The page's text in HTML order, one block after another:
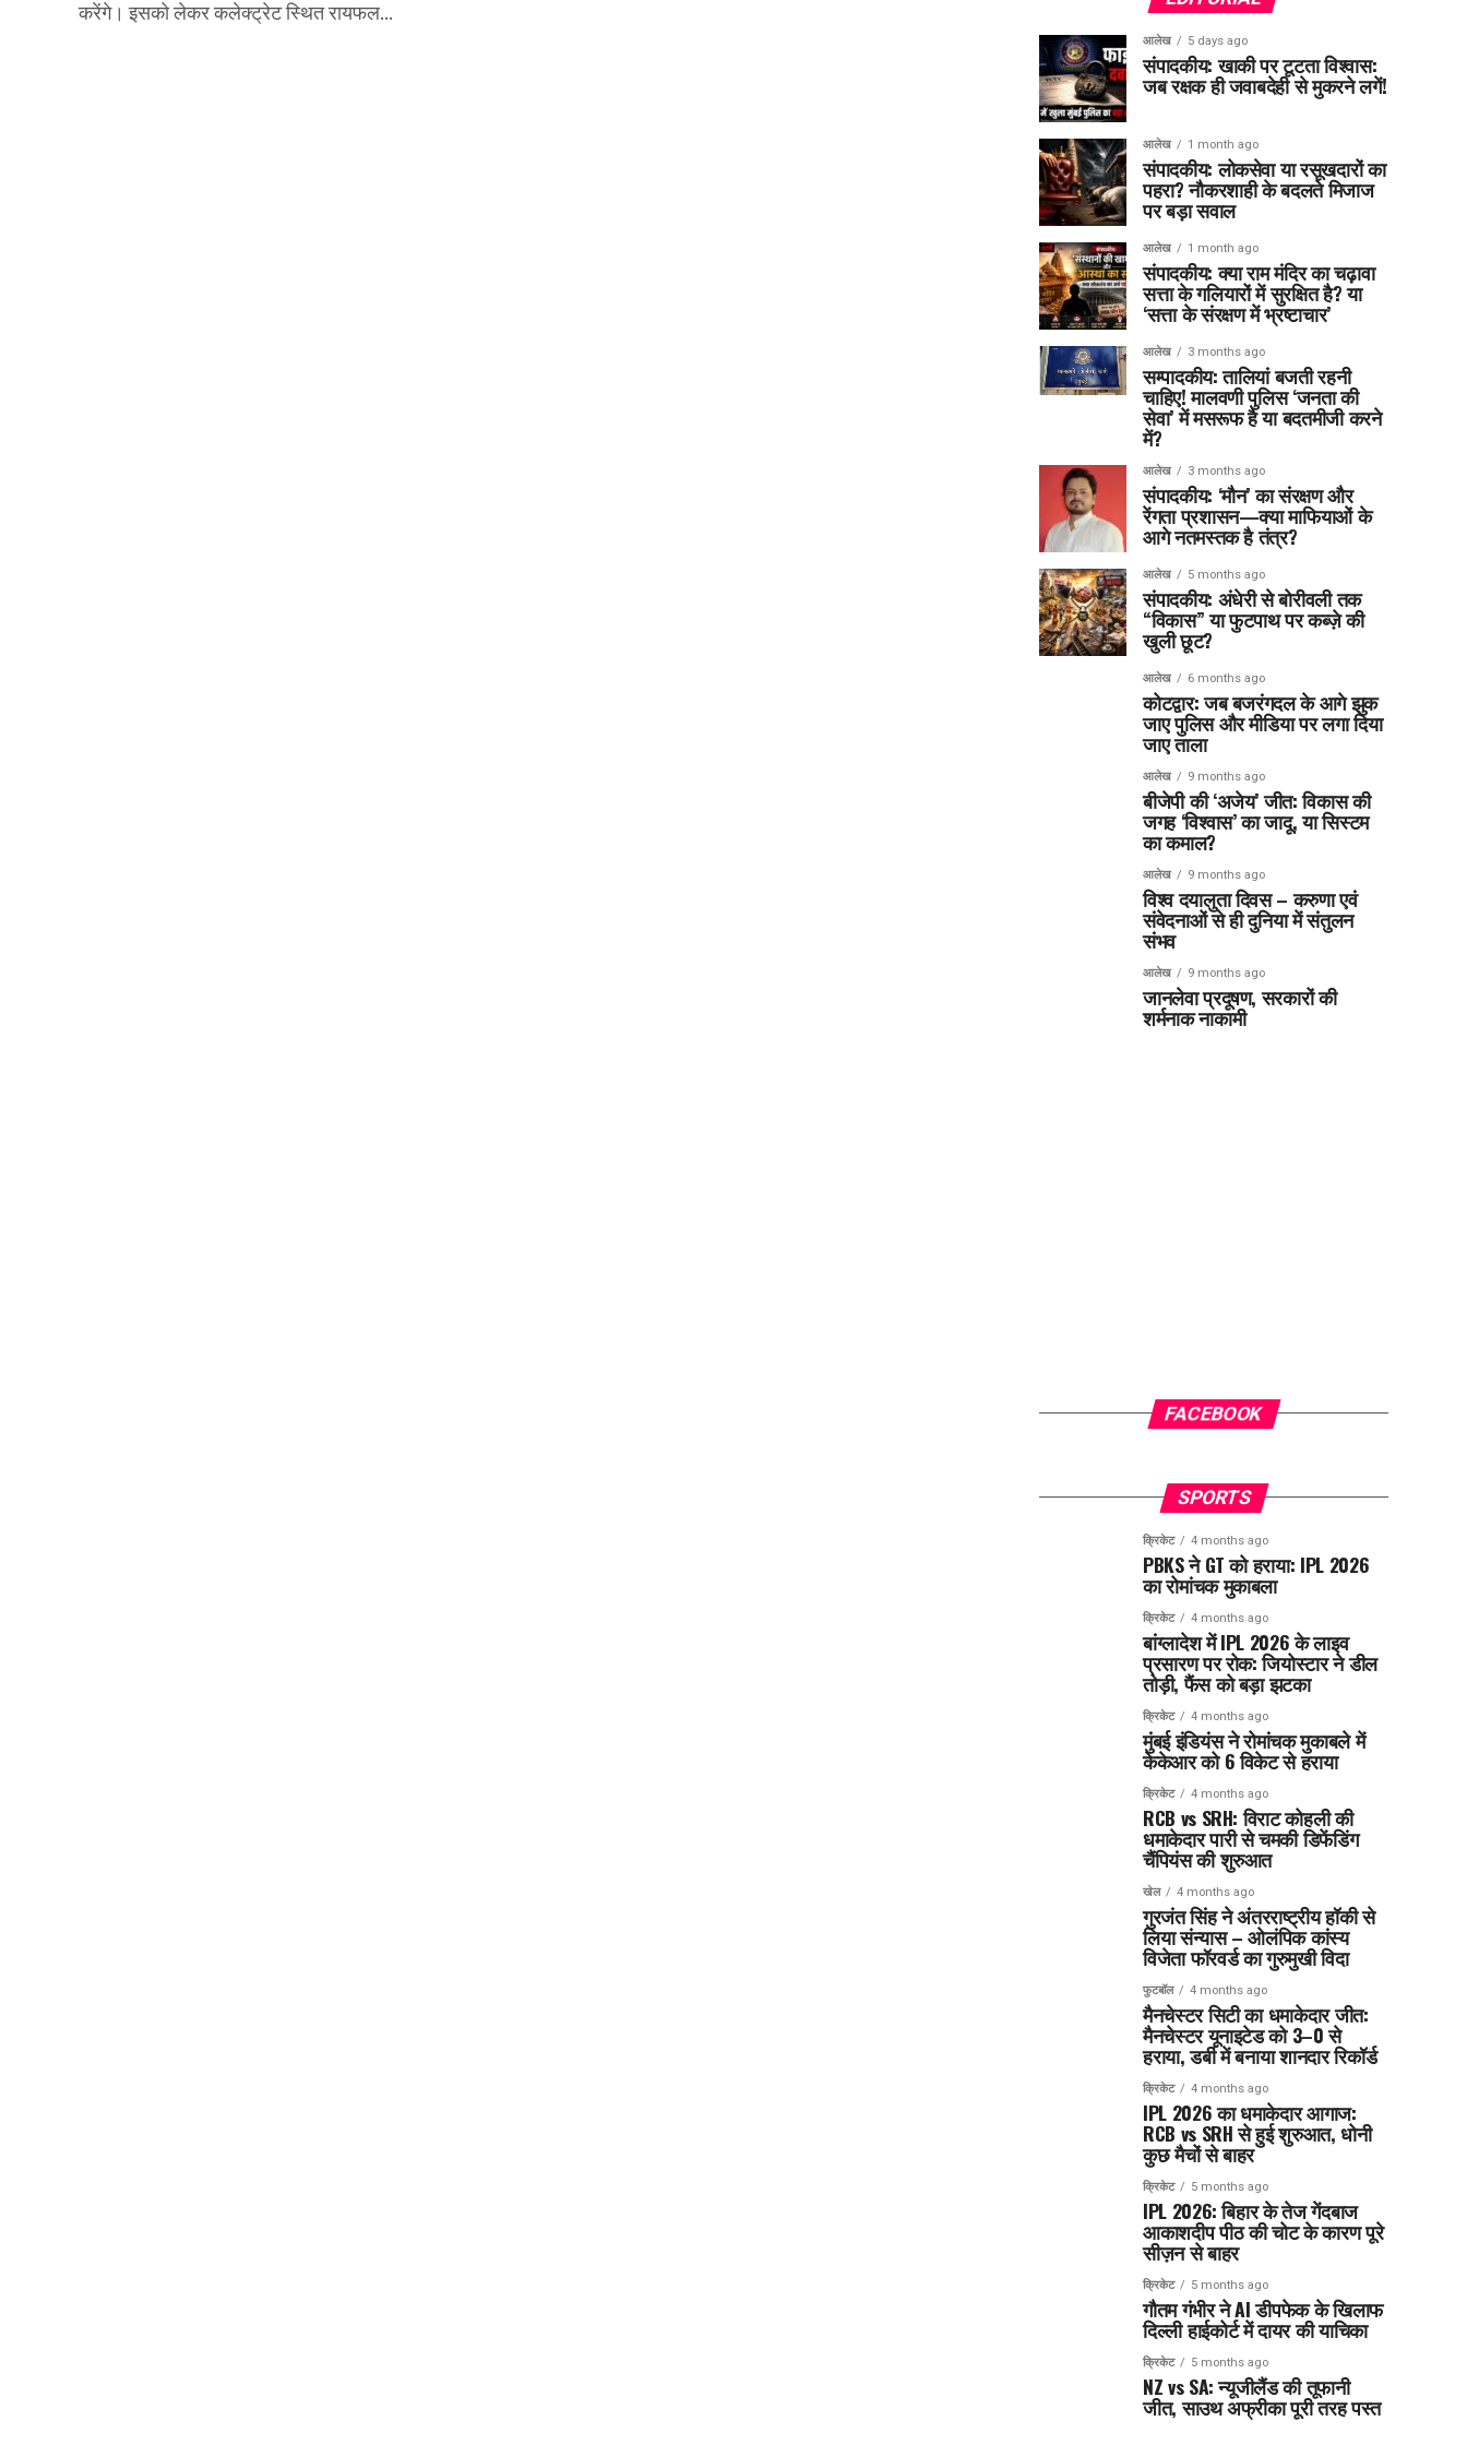
करेंगे। इसको लेकर कलेक्ट्रेट स्थित रायफल...
आलेख 5 days ago
संपादकीय: खाकी पर टूटता विश्वास:
जब रक्षक ही जवाबदेही से मुकरने लगें!
आलेख 1 month ago
संपादकीय: लोकसेवा या रसूखदारों का
पहरा? नौकरशाही के बदलते मिजाज
पर बड़ा सवाल
आलेख 1 month ago
संपादकीय: क्या राम मंदिर का चढ़ावा
सत्ता के गलियारों में सुरक्षित है? या
‘सत्ता के संरक्षण में भ्रष्टाचार’
आलेख 3 months ago
सम्पादकीय: तालियां बजती रहनी
चाहिए! मालवणी पुलिस ‘जनता की
सेवा’ में मसरूफ है या बदतमीजी करने
में?
आलेख 3 months ago
संपादकीय: ‘मौन’ का संरक्षण और
रेंगता प्रशासन—क्या माफियाओं के
आगे नतमस्तक है तंत्र?
आलेख 5 months ago
संपादकीय: अंधेरी से बोरीवली तक
“विकास” या फुटपाथ पर कब्ज़े की
खुली छूट?
आलेख 6 months ago
कोटद्वार: जब बजरंगदल के आगे झुक
जाए पुलिस और मीडिया पर लगा दिया
जाए ताला
आलेख 9 months ago
बीजेपी की ‘अजेय’ जीत: विकास की
जगह ‘विश्वास’ का जादू, या सिस्टम
का कमाल?
आलेख 9 months ago
विश्व दयालुता दिवस – करुणा एवं
संवेदनाओं से ही दुनिया में संतुलन
संभव
आलेख 9 months ago
जानलेवा प्रदूषण, सरकारों की
शर्मनाक नाकामी
FACEBOOK
SPORTS
क्रिकेट 4 months ago
PBKS ने GT को हराया: IPL 2026
का रोमांचक मुकाबला
क्रिकेट 4 months ago
बांग्लादेश में IPL 2026 के लाइव
प्रसारण पर रोक: जियोस्टार ने डील
तोड़ी, फैंस को बड़ा झटका
क्रिकेट 4 months ago
मुंबई इंडियंस ने रोमांचक मुकाबले में
केकेआर को 6 विकेट से हराया
क्रिकेट 4 months ago
RCB vs SRH: विराट कोहली की
धमाकेदार पारी से चमकी डिफेंडिंग
चैंपियंस की शुरुआत
खेल 4 months ago
गुरजंत सिंह ने अंतरराष्ट्रीय हॉकी से
लिया संन्यास – ओलंपिक कांस्य
विजेता फॉरवर्ड का गुरुमुखी विदा
फुटबॉल 4 months ago
मैनचेस्टर सिटी का धमाकेदार जीत:
मैनचेस्टर यूनाइटेड को 3–0 से
हराया, डर्बी में बनाया शानदार रिकॉर्ड
क्रिकेट 4 months ago
IPL 2026 का धमाकेदार आगाज:
RCB vs SRH से हुई शुरुआत, धोनी
कुछ मैचों से बाहर
क्रिकेट 5 months ago
IPL 2026: बिहार के तेज गेंदबाज
आकाशदीप पीठ की चोट के कारण पूरे
सीज़न से बाहर
क्रिकेट 5 months ago
गौतम गंभीर ने AI डीपफेक के खिलाफ
दिल्ली हाईकोर्ट में दायर की याचिका
क्रिकेट 5 months ago
NZ vs SA: न्यूजीलैंड की तूफानी
जीत, साउथ अफ्रीका पूरी तरह पस्त